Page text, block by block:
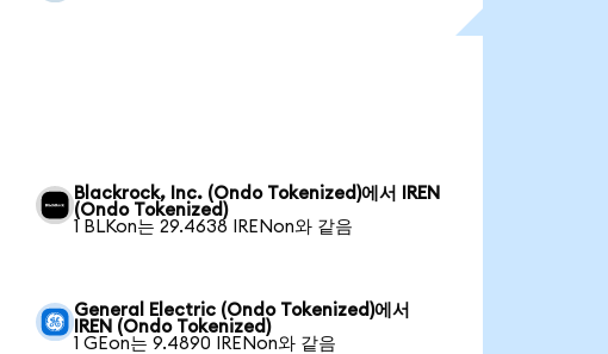
Blackrock, Inc. (Ondo Tokenized)에서 IREN
(Ondo Tokenized)
1 BLKon는 29.4638 IRENon와 같음
General Electric (Ondo Tokenized)에서
IREN (Ondo Tokenized)
1 GEon는 9.4890 IRENon와 같음